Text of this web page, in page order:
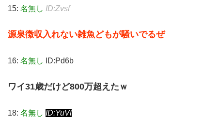
15: 名無し ID:Zvsf
源泉徴収入れない雑魚どもが騒いでるぜ
16: 名無し ID:Pd6b
ワイ31歳だけど800万超えたｗ
18: 名無し ID:YuVl